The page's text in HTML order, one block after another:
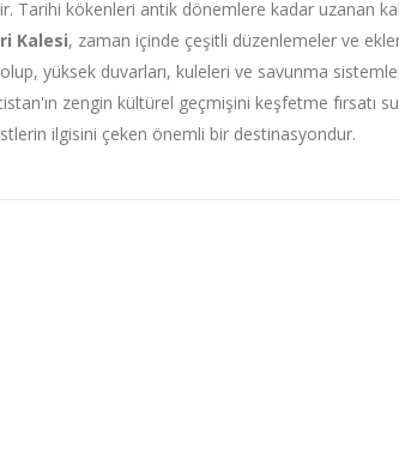
Tarihi kökenleri antik dönemlere kadar uzanan
Kalesi, zaman içinde çeşitli düzenlemeler ve
yüksek duvarları, kuleleri ve savunma
zengin kültürel geçmişini keşfetme fırsatı
ilgisini çeken önemli bir destinasyondur.